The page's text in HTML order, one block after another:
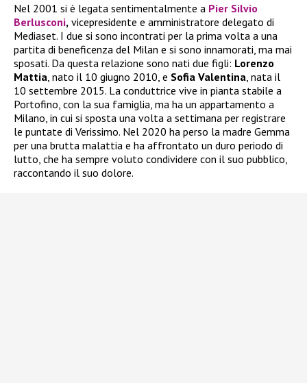
Nel 2001 si è legata sentimentalmente a Pier Silvio
Berlusconi, vicepresidente e amministratore delegato di
Mediaset. I due si sono incontrati per la prima volta a una
partita di beneficenza del Milan e si sono innamorati, ma mai
sposati. Da questa relazione sono nati due figli: Lorenzo
Mattia , nato il 10 giugno 2010, e Sofia Valentina , nata il
10 settembre 2015. La conduttrice vive in pianta stabile a
Portofino, con la sua famiglia, ma ha un appartamento a
Milano, in cui si sposta una volta a settimana per registrare
le puntate di Verissimo. Nel 2020 ha perso la madre Gemma
per una brutta malattia e ha affrontato un duro periodo di
lutto, che ha sempre voluto condividere con il suo pubblico,
raccontando il suo dolore.